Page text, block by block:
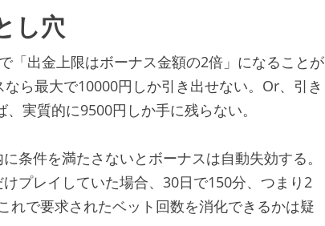
し穴
「出金上限はボーナス金額の2倍」になることが
ら最大で10000円しか引き出せない。Or、引き
実質的に9500円しか手に残らない。
条件を満たさないとボーナスは自動失効する。
プレイしていた場合、30日で150分、つまり2
れで要求されたベット回数を消化できるかは疑